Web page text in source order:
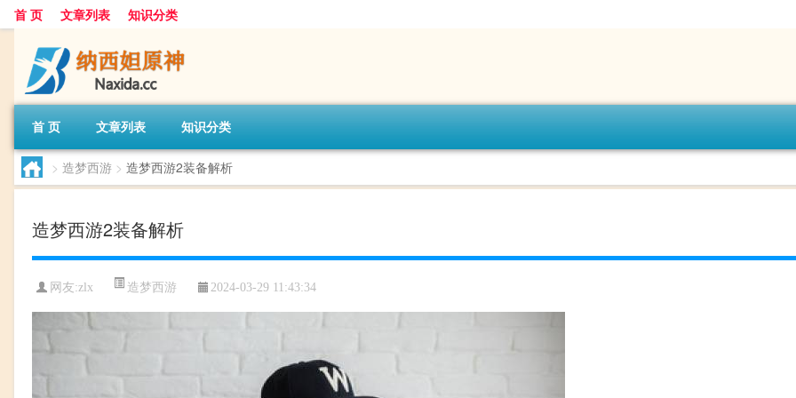
首 页 文章列表 知识分类
首 页 文章列表 知识分类
> 造梦西游 > 造梦西游2装备解析
造梦西游2装备解析
网友:zlx 造梦西游 2024-03-29 11:43:34